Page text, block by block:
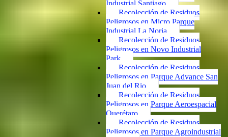
Industrial Santiago
Recolección de Residuos
Peligrosos en Micro Parque
Industrial La Noria
Recolección de Residuos
Peligrosos en Novo Industrial
Park
Recolección de Residuos
Peligrosos en Parque Advance San
Juan del Rio
Recolección de Residuos
Peligrosos en Parque Aeroespacial
Querétaro
Recolección de Residuos
Peligrosos en Parque Agroindustrial